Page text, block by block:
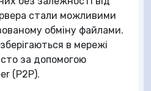
стали можливими
обміну файлами.
в мережі
за допомогою
(P2P).